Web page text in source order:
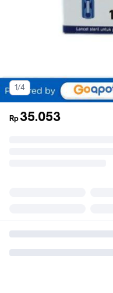
1/4
Rp 35.053